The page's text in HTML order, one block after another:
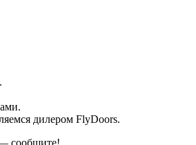
дилером FlyDoors.
сообщите!